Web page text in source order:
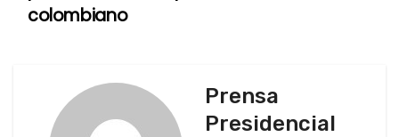
colombiano
Prensa
Presidencial